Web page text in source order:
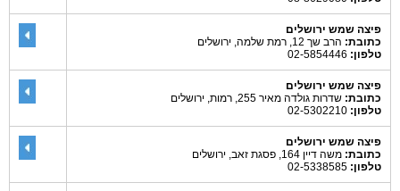
פיצה שמש ירושלים
כתובת: הרב שך 12, רמת שלמה, ירושלים
טלפון:
פיצה שמש ירושלים
כתובת: שדרות גולדה מאיר 255, רמות, ירושלים
טלפון:
פיצה שמש ירושלים
כתובת: משה דיין 164, פסגת זאב, ירושלים
טלפון: